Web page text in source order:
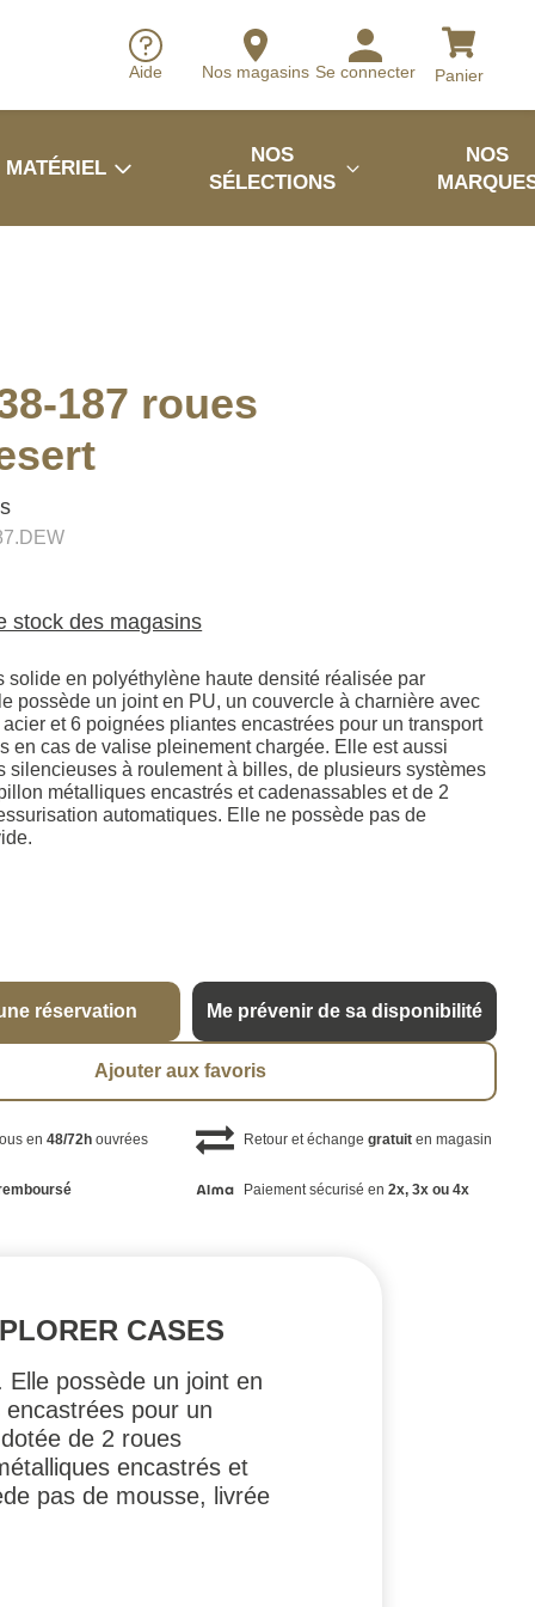
Aide Nos magasins Se connecter Panier
MATÉRIEL
NOS
SÉLECTIONS
NOS
187 roues
stock des magasins
solide en polyéthylène haute densité réalisée par
possède un joint en PU, un couvercle à charnière avec
et 6 poignées pliantes encastrées pour un transport
en cas de valise pleinement chargée. Elle est aussi
silencieuses à roulement à billes, de plusieurs systèmes
métalliques encastrés et cadenassables et de 2
automatiques. Elle ne possède pas de
réservation Me prévenir de sa disponibilité
Ajouter aux favoris
en48/72h ouvrées Retour et échange gratuiten magasin
Paiement sécurisé en 2x, 3x ou 4x
CASES
possède un joint en
pour un
de 2 roues
encastrés et
pas de mousse, livrée